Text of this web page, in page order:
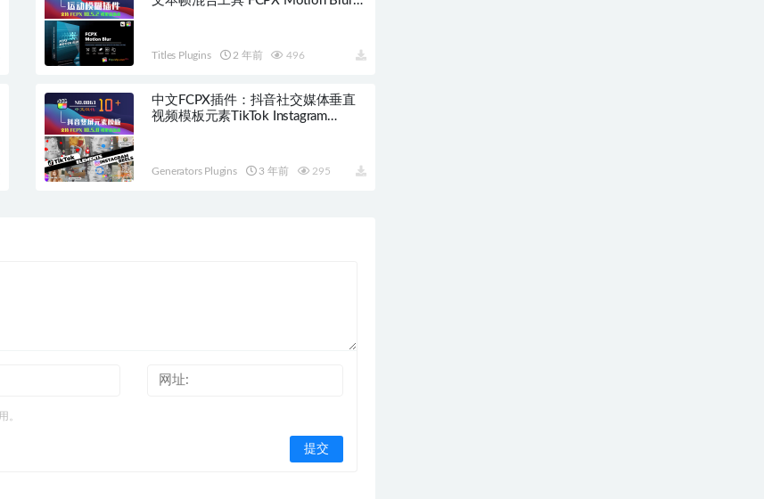
Titles Plugins 2 年前 496
中文FCPX插件：抖音社交媒体垂直
视频模板元素TikTok Instagram
Generators Plugins 3 年前 295
。